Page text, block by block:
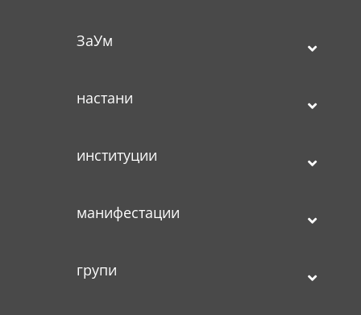
ЗаУм
настани
институции
манифестации
групи